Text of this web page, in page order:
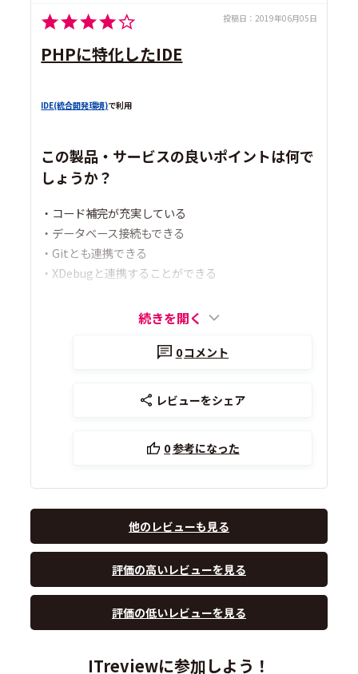
投稿日： 2019年06月05日
PHPに特化したIDE
IDE(統合開発環境)で利用
この製品・サービスの良いポイントは何で
しょうか？
・コード補完が充実している
・データベース接続もできる
・Gitとも連携できる
・XDebugと連携することができる
続きを開く
0コメント
レビューをシェア
0参考になった
他のレビューも見る
評価の高いレビューを見る
評価の低いレビューを見る
ITreviewに参加しよう！